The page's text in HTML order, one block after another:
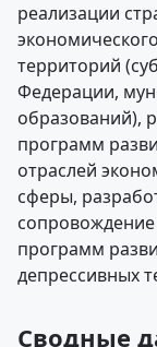
реализации
территорий
Федерации,
образований),
программ
отраслей
сферы,
программ
депрессивных
Сводные